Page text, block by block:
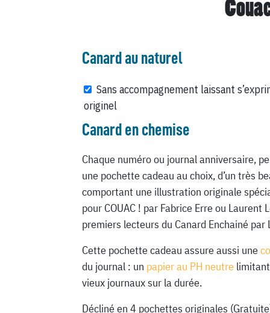
Canard au naturel
Sans accompagnement laissant
originel
Canard en chemise
Chaque numéro ou journal anniversaire,
une pochette cadeau au choix, d’un très
comportant une illustration originale
pour COUAC ! par Fabrice Erre ou Laurent
premiers lecteurs du Canard Enchainé par
Cette pochette cadeau assure aussi une
du journal : un papier au PH neutre
vieux journaux sur la durée.
Décliné en 4 pochettes originales